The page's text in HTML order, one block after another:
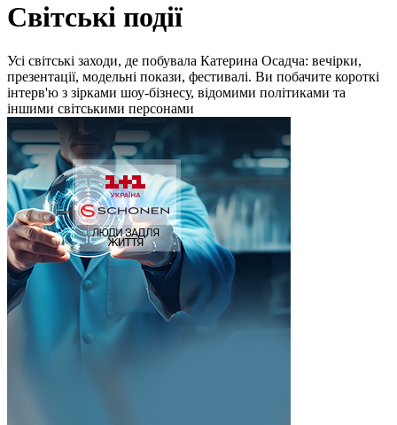
Світські події
Усі світські заходи, де побувала Катерина Осадча: вечірки,
презентації, модельні покази, фестивалі. Ви побачите короткі
інтерв'ю з зірками шоу-бізнесу, відомими політиками та
іншими світськими персонами